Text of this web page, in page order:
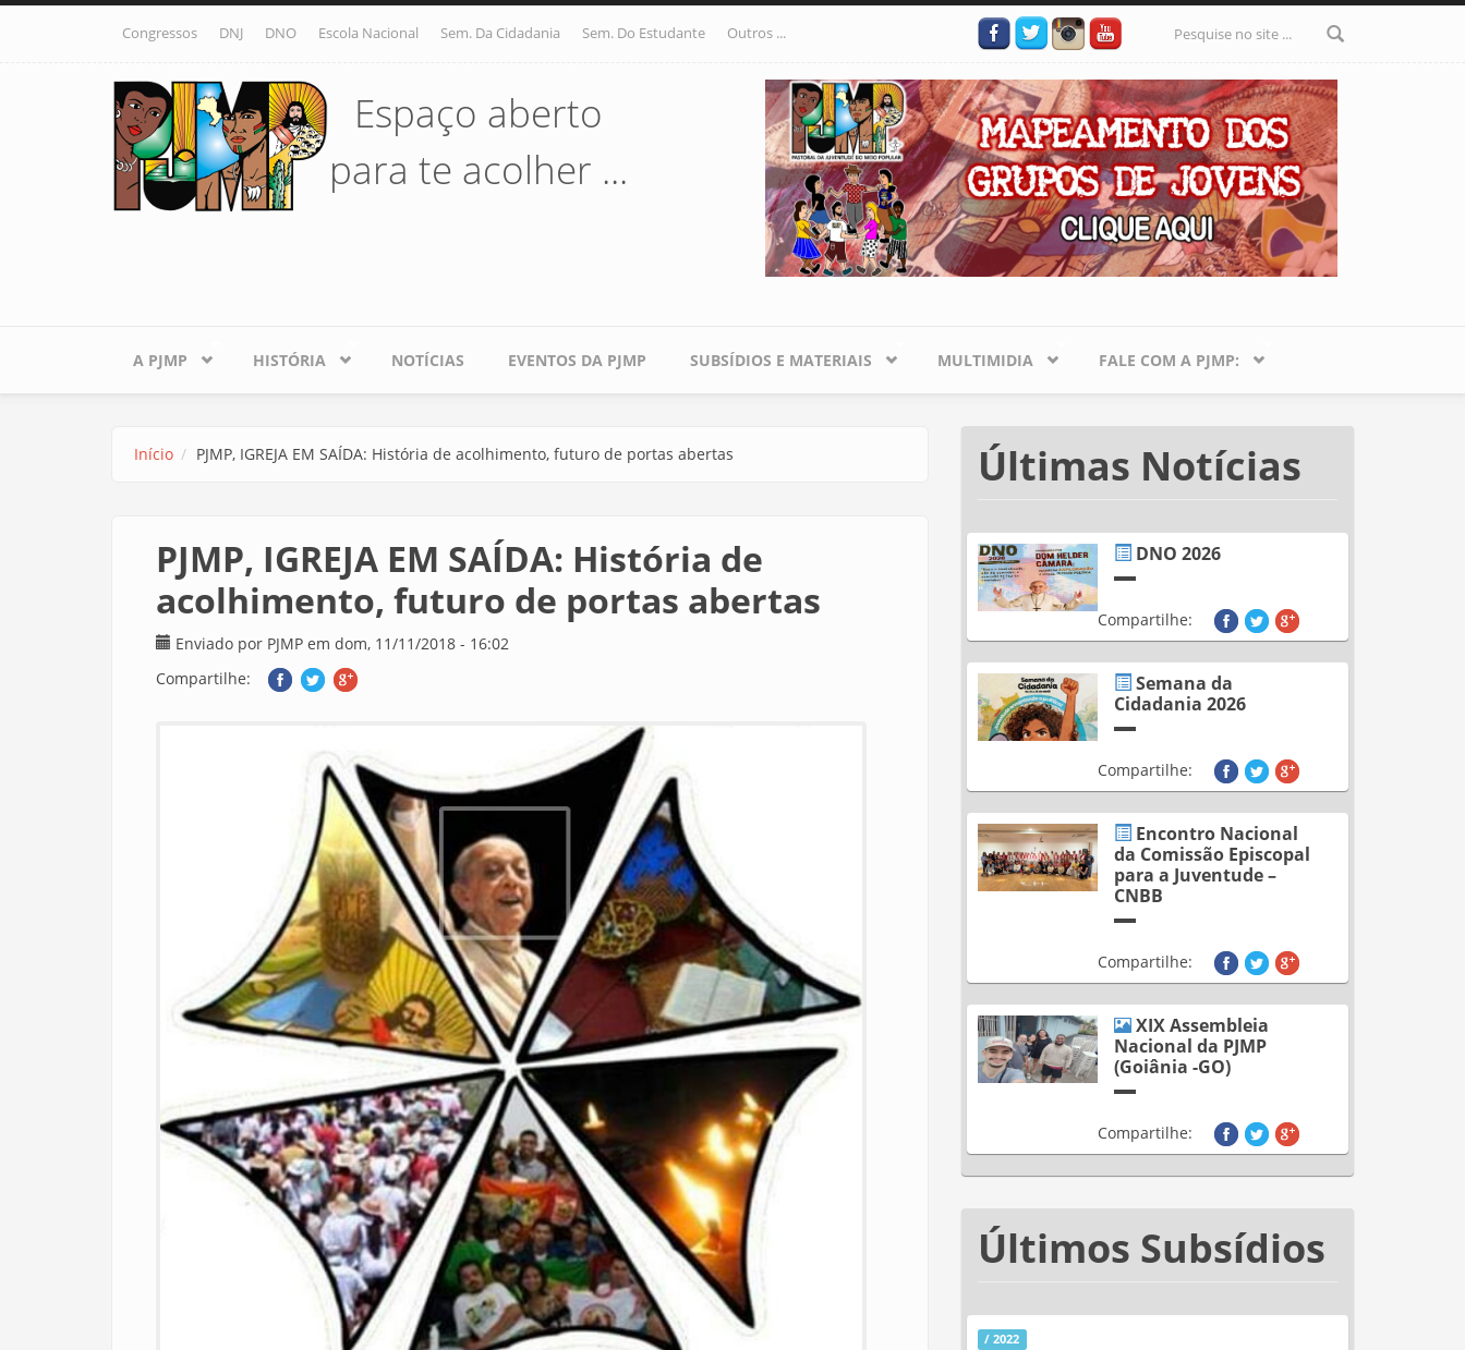
Pular para o conteúdo principal
Congressos DNJ DNO Escola Nacional Sem. Da Cidadania Sem. Do Estudante Outros ...
Formulário
de busca
Espaço aberto
para te acolher ...
A PJMP HISTÓRIA NOTÍCIAS EVENTOS DA PJMP SUBSÍDIOS E MATERIAIS MULTIMIDIA FALE COM A PJMP:
Início PJMP, IGREJA EM SAÍDA: História de acolhimento, futuro de portas abertas
PJMP, IGREJA EM SAÍDA: História de
acolhimento, futuro de portas abertas
Enviado por PJMP em dom, 11/11/2018 - 16:02
Compartilhe:
Últimas Notícias
DNO 2026
Compartilhe:
Semana da
Cidadania 2026
Compartilhe:
Encontro Nacional
da Comissão Episcopal
para a Juventude –
CNBB
Compartilhe:
XIX Assembleia
Nacional da PJMP
(Goiânia -GO)
Compartilhe:
Últimos Subsídios
/ 2022